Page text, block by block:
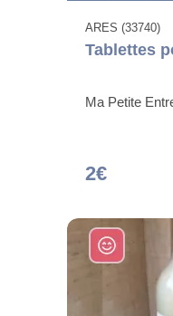
ARES (33740)
Tablettes
Ma Petite
2€